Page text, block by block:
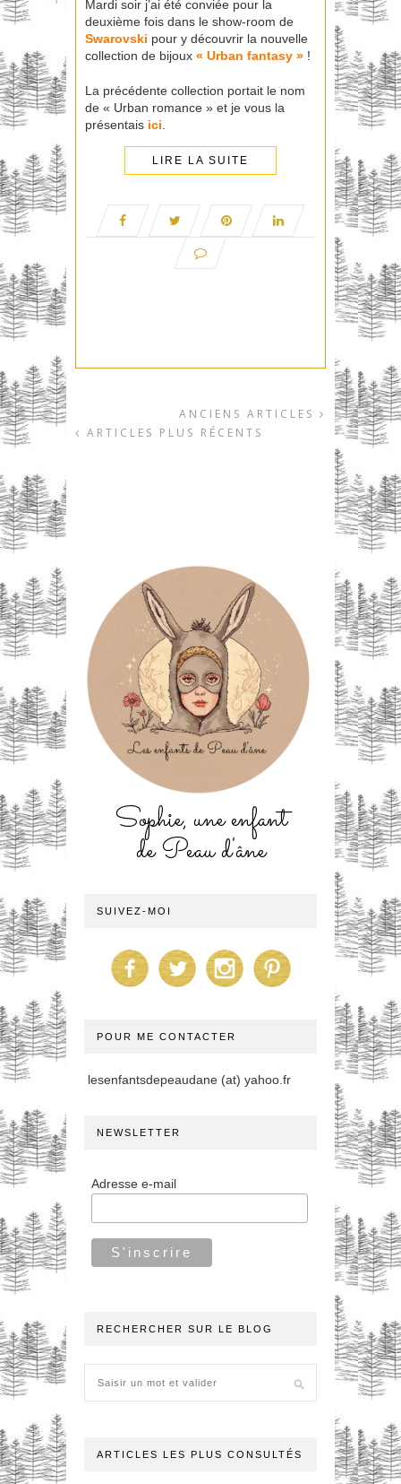
Mardi soir j’ai été conviée pour la
deuxième fois dans le show-room de
Swarovski pour y découvrir la nouvelle
collection de bijoux « Urban fantasy » !
La précédente collection portait le nom
de « Urban romance » et je vous la
présentais ici
LIRE LA SUITE
ANCIENS ARTICLES
ARTICLES PLUS RÉCENTS
Sophie, une enfant
de Peau d'âne
SUIVEZ-MOI
POUR ME CONTACTER
lesenfantsdepeaudane (at) yahoo.fr
NEWSLETTER
Adresse e-mail
RECHERCHER SUR LE BLOG
ARTICLES LES PLUS CONSULTÉS